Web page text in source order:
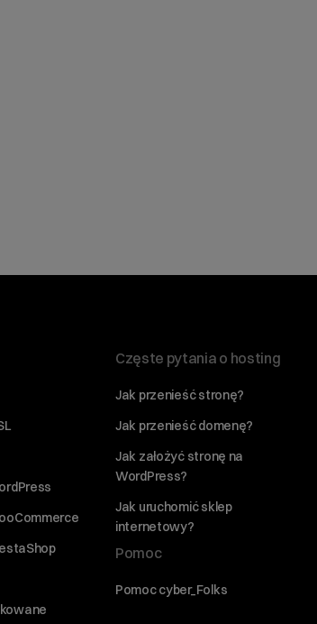
Częste pytania o hosting
Jak przenieść stronę?
Jak przenieść domenę?
Jak założyć stronę na
WordPress?
Jak uruchomić sklep
internetowy?
Pomoc
Pomoc cyber_Folks